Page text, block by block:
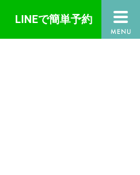
LINEで簡単予約